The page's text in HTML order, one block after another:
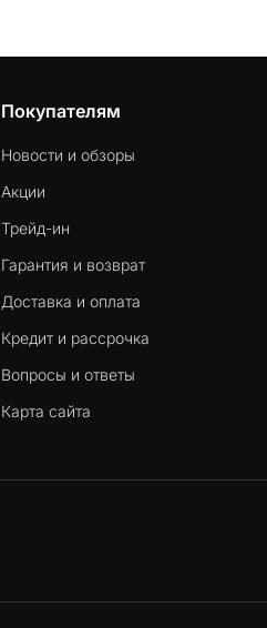
Покупателям
Новости и обзоры
Акции
Трейд-ин
Гарантия и возврат
Доставка и оплата
Кредит и рассрочка
Вопросы и ответы
Карта сайта